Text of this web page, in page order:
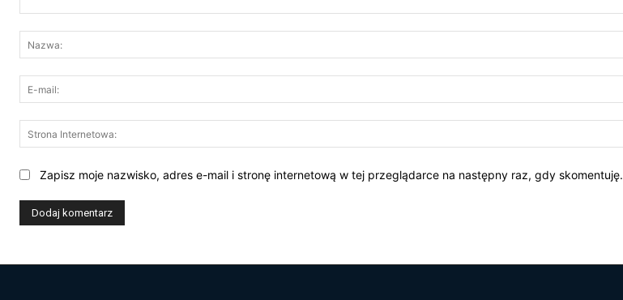
Zapisz moje nazwisko, adres e-mail i stronę internetową w tej przeglądarce na następny raz, gdy skomentuję.